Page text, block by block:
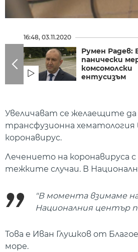
16:48, 03.11.2020
Румен Радев:
панически
комсомолски
ентусизъм
Увеличават се желаещите да
трансфузионна
коронавирус.
Лечението на коронавируса
тежките случаи. В
"В момента взимаме
Националния център
Това е Иван Глушков от
море.